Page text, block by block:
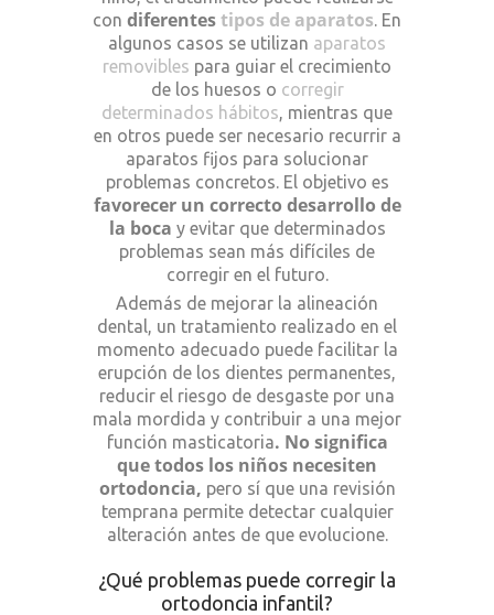
con diferentestipos de aparatos. En
algunos casos se utilizan aparatos
removibles para guiar el crecimiento
de los huesos o corregir
determinados hábitos, mientras que
en otros puede ser necesario recurrir a
aparatos fijos para solucionar
problemas concretos. El objetivo es
favorecer un correcto desarrollo de
la boca y evitar que determinados
problemas sean más difíciles de
corregir en el futuro.
Además de mejorar la alineación
dental, un tratamiento realizado en el
momento adecuado puede facilitar la
erupción de los dientes permanentes,
reducir el riesgo de desgaste por una
mala mordida y contribuir a una mejor
función masticatoria. No significa
que todos los niños necesiten
ortodoncia, pero sí que una revisión
temprana permite detectar cualquier
alteración antes de que evolucione.
¿Qué problemas puede corregir la
ortodoncia infantil?